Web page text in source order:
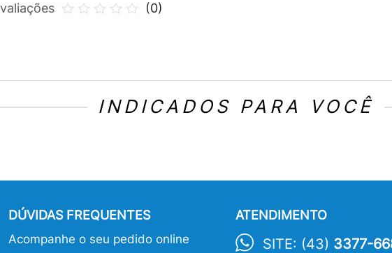
(0)
INDICADOS PARA VOCÊ
DÚVIDAS FREQUENTES
Acompanhe o seu pedido online
ATENDIMENTO
SITE: (43) 3377-